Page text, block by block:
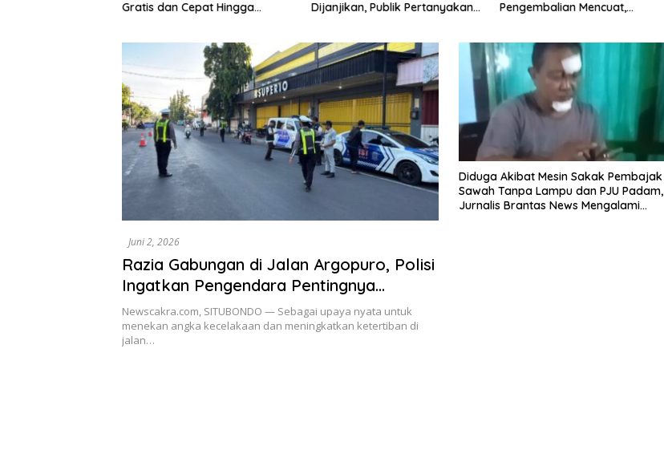
Gratis dan Cepat Hingga
Dijanjikan, Publik Pertanyakan
Pengembalian Mencuat,
Juni 2, 2026
Razia Gabungan di Jalan Argopuro, Polisi
Ingatkan Pengendara Pentingnya
Keselamatan
Newscakra.com, SITUBONDO — Sebagai upaya nyata untuk
menekan angka kecelakaan dan meningkatkan ketertiban di
jalan…
Diduga Akibat Mesin Sakak Pembajak
Sawah Tanpa Lampu dan PJU Padam,
Jurnalis Brantas News Mengalami